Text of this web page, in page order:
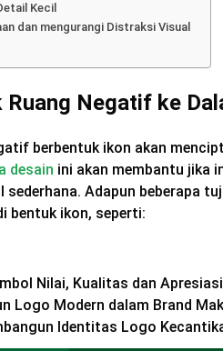
Kecil
dan mengurangi Distraksi Visual
Ruang Negatif ke
berbentuk ikon akan
desain ini akan membantu jika
Adapun beberapa
bentuk ikon, seperti:
Nilai, Kualitas dan
Logo Modern dalam Brand
Identitas Logo